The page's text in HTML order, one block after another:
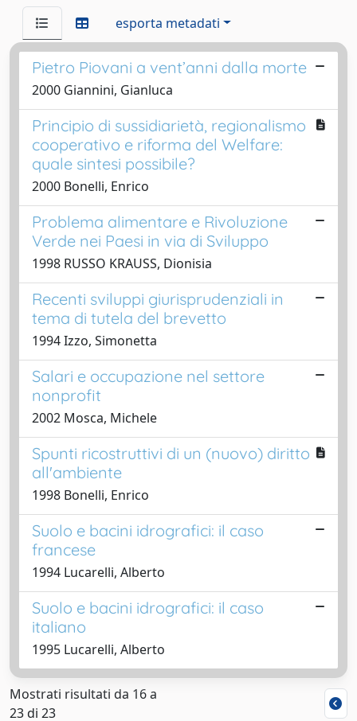
esporta metadati
Pietro Piovani a vent’anni dalla morte
2000 Giannini, Gianluca
Principio di sussidiarietà, regionalismo
cooperativo e riforma del Welfare:
quale sintesi possibile?
2000 Bonelli, Enrico
Problema alimentare e Rivoluzione
Verde nei Paesi in via di Sviluppo
1998 RUSSO KRAUSS, Dionisia
Recenti sviluppi giurisprudenziali in
tema di tutela del brevetto
1994 Izzo, Simonetta
Salari e occupazione nel settore
nonprofit
2002 Mosca, Michele
Spunti ricostruttivi di un (nuovo) diritto
all'ambiente
1998 Bonelli, Enrico
Suolo e bacini idrografici: il caso
francese
1994 Lucarelli, Alberto
Suolo e bacini idrografici: il caso
italiano
1995 Lucarelli, Alberto
Mostrati risultati da 16 a
23 di 23